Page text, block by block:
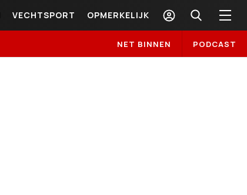
VECHTSPORT OPMERKELIJK
NET BINNEN PODCAST